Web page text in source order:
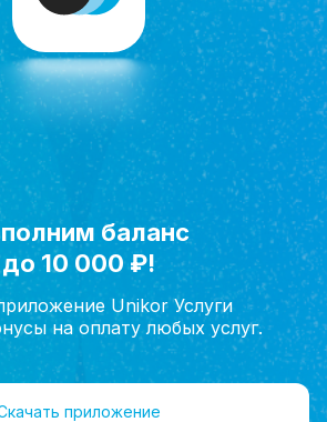
Исполнить мечту!
баланс
до 10 000 ₽!
Unikor Услуги
на оплату любых услуг.
приложение